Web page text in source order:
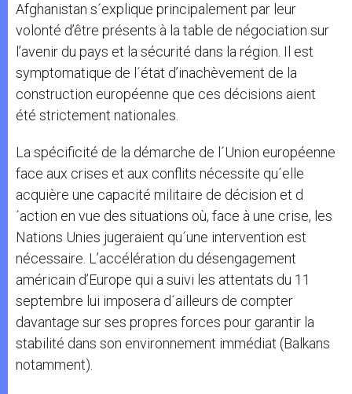
Afghanistan s´explique principalement par leur
volonté d’être présents à la table de négociation sur
l’avenir du pays et la sécurité dans la région. Il est
symptomatique de l´état d’inachèvement de la
construction européenne que ces décisions aient
été strictement nationales.
La spécificité de la démarche de l´Union européenne
face aux crises et aux conflits nécessite qu´elle
acquière une capacité militaire de décision et d
´action en vue des situations où, face à une crise, les
Nations Unies jugeraient qu´une intervention est
nécessaire. L’accélération du désengagement
américain d’Europe qui a suivi les attentats du 11
septembre lui imposera d´ailleurs de compter
davantage sur ses propres forces pour garantir la
stabilité dans son environnement immédiat (Balkans
notamment).